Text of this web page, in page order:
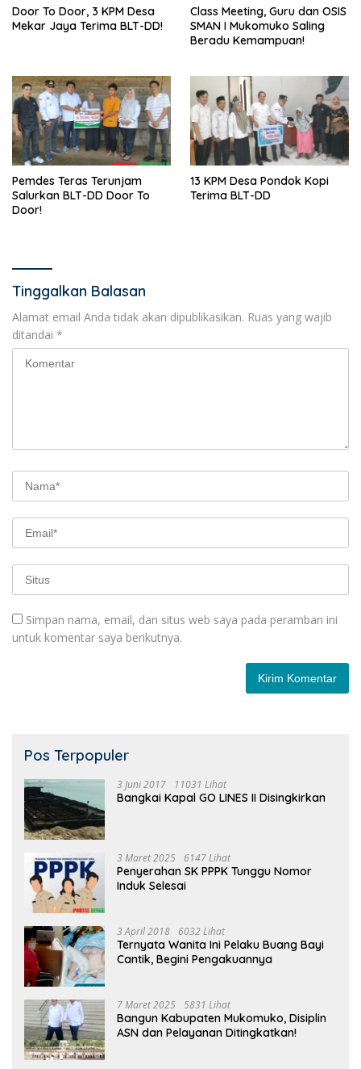
Door To Door, 3 KPM Desa
Mekar Jaya Terima BLT-DD!
Class Meeting, Guru dan OSIS
SMAN I Mukomuko Saling
Beradu Kemampuan!
Pemdes Teras Terunjam
Salurkan BLT-DD Door To
Door!
13 KPM Desa Pondok Kopi
Terima BLT-DD
Tinggalkan Balasan
Alamat email Anda tidak akan dipublikasikan. Ruas yang wajib
ditandai *
Simpan nama, email, dan situs web saya pada peramban ini
untuk komentar saya berikutnya.
Pos Terpopuler
3 Juni 2017 11031 Lihat
Bangkai Kapal GO LINES II Disingkirkan
3 Maret 2025 6147 Lihat
Penyerahan SK PPPK Tunggu Nomor
Induk Selesai
3 April 2018 6032 Lihat
Ternyata Wanita Ini Pelaku Buang Bayi
Cantik, Begini Pengakuannya
7 Maret 2025 5831 Lihat
Bangun Kabupaten Mukomuko, Disiplin
ASN dan Pelayanan Ditingkatkan!